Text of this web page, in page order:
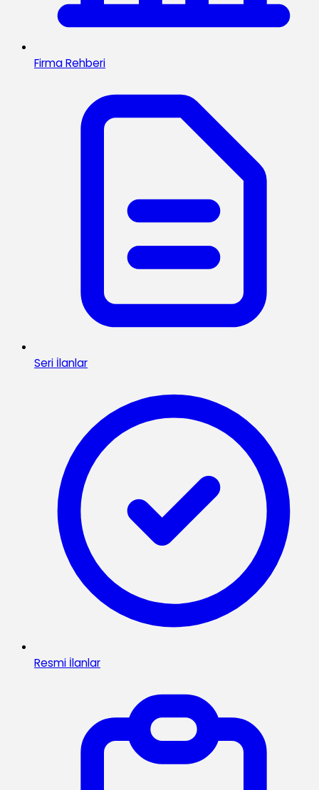
Firma Rehberi
Seri İlanlar
Resmi İlanlar